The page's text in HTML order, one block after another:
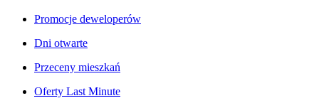
Promocje deweloperów
Dni otwarte
Przeceny mieszkań
Oferty Last Minute